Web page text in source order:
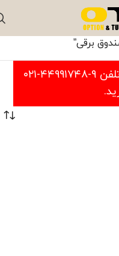
برقی”
جهت ثبت سفارش با شماره تلفن ۹-۴۴۹۹۱۷۴۸-۰۲۱